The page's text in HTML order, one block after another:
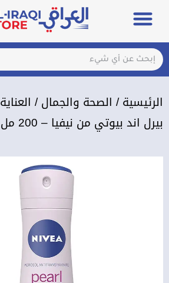
Menu
Search
الرئيسية/ الصحة والجمال/ العناية
بيرل اند بيوتي من نيفيا – 200 مل